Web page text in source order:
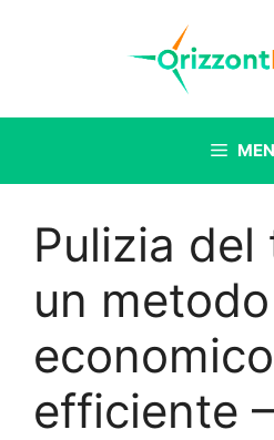
Pulizia del
un metodo
efficiente